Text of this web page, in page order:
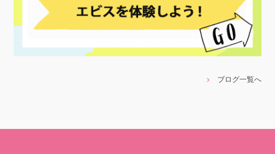
ブログ一覧へ